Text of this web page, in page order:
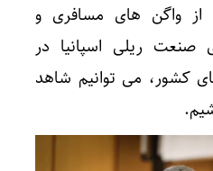
از واگن های مسافری و
صنعت ریلی اسپانیا در
کشور، می توانیم شاهد